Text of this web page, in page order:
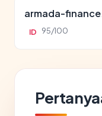
armada-
ID 95/100